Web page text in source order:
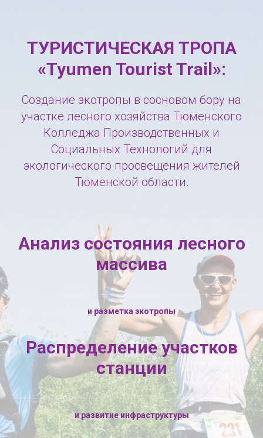
ТУРИСТИЧЕСКАЯ ТРОПА
«Tyumen Tourist Trail»:
Создание экотропы в сосновом бору на
участке лесного хозяйства Тюменского
Колледжа Производственных и
Социальных Технологий для
экологического просвещения жителей
Тюменской области.
Анализ состояния лесного
массива
и разметка экотропы
Распределение участков
станции
и развитие инфраструктуры